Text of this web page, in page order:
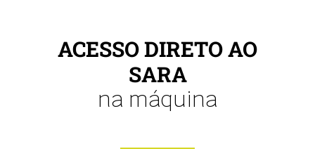
ACESSO DIRETO AO
SARA
na máquina